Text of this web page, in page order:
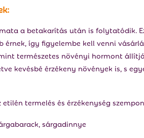
a betakarítás után is folytatódik.
így figyelembe kell venni
természetes növényi hormont
kevésbé érzékeny növények is, s
termelés és érzékenység
sárgadinnye